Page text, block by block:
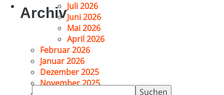
ArchivJuli 2026
Juni 2026
Mai 2026
April 2026
Februar 2026
Januar 2026
Dezember 2025
November 2025